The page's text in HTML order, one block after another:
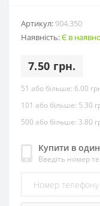
Артикул: 904.350
Наявність:Є в
7.50 грн.
51 або більше: 6.00
101 або більше: 5.30
500 або більше: 3.80
Купити в один
Введіть номер